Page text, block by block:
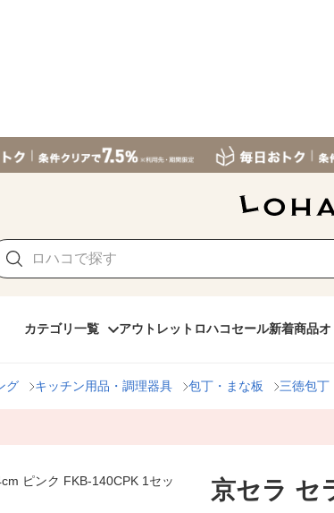
カテゴリ一覧 アウトレット ロハコセール新着商品オ
グ キッチン用品・調理器具 包丁・まな板 三徳包丁
京セラ セ